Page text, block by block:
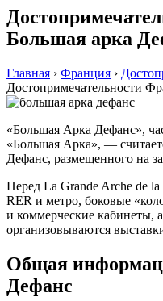
Большая арка
Главная › Франция ›
Достопримечательности
«Большая Арка Дефанс»,
«Большая Арка», —
Дефанс, размещенного на
Перед La Grande Arche de
RER и метро, боковые
и коммерческие кабинеты,
организовываются
Общая
Дефанс